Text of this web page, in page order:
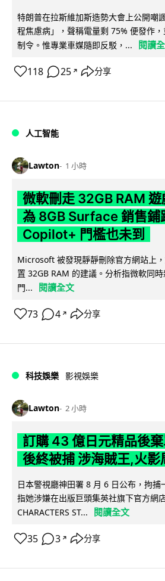
特朗普在拉斯維加斯造勢大會上公開嘲
程焦慮病」，聲稱電量剩 75% 便發作
制令。惟專業車媒隨即反駁，...
閱讀
118 25 ↗ 分享
人工智能
Lawton 1 小時
微軟刪走 32GB RAM 遊
為 8GB Surface 銷售鋪
Copilot+ 門檻也未到
Microsoft 被發現靜靜刪除官方網站上
置 32GB RAM 的建議。分析指微軟同
門...
閱讀全文
73 4 ↗ 分享
科技娛樂 影視娛樂
Lawton 2 小時
訂購 43 億日元精品後
後終被捕 涉海賊王,火影
日本警視廳神田署 8 月 6 日公布，拘捕
指她涉嫌在出版巨頭集英社旗下官方網
CHARACTERS ST...
閱讀全文
35 3 ↗ 分享